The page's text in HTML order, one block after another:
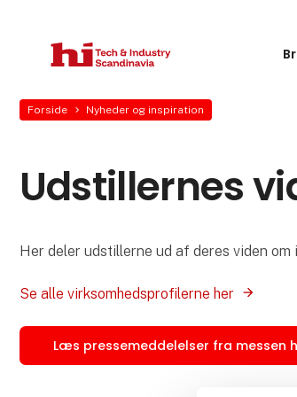
Forside Nyheder og inspiration
Udstillernes
Her deler udstillerne ud af deres viden
Se alle virksomhedsprofilerne her
Læs pressemeddelelser fra messen